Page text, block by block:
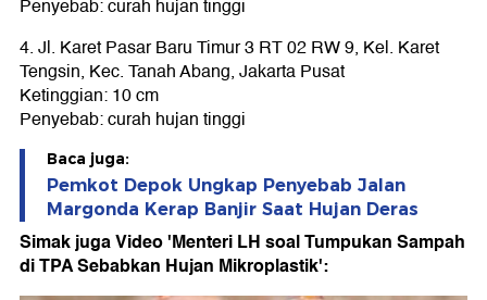
Penyebab: curah hujan tinggi
4. Jl. Karet Pasar Baru Timur 3 RT 02 RW 9, Kel. Karet
Tengsin, Kec. Tanah Abang, Jakarta Pusat
Ketinggian: 10 cm
Penyebab: curah hujan tinggi
Baca juga:
Pemkot Depok Ungkap Penyebab Jalan
Margonda Kerap Banjir Saat Hujan Deras
Simak juga Video 'Menteri LH soal Tumpukan Sampah
di TPA Sebabkan Hujan Mikroplastik':